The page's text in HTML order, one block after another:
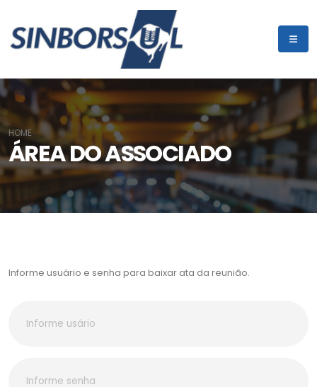
ÁREA DO ASSOCIADO
HOME
Informe usuário e senha para baixar ata da reunião.